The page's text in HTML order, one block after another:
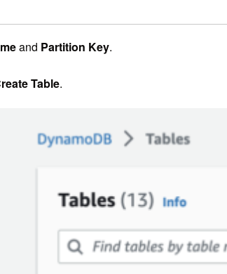
and Partition Key.
Table.